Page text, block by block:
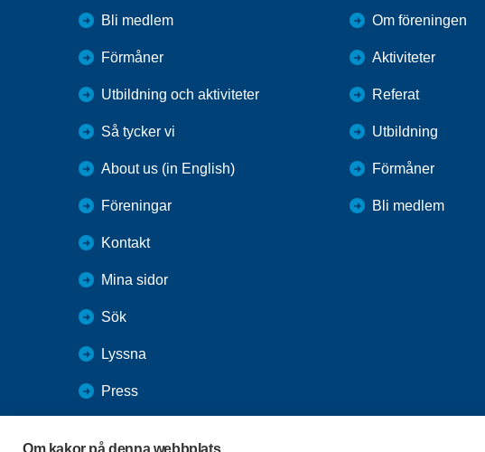
Om kakor på denna webbplats
Bli medlem
Förmåner
Utbildning och aktiviteter
Så tycker vi
About us (in English)
Föreningar
Kontakt
Mina sidor
Sök
Lyssna
Press
Om föreningen
Aktiviteter
Referat
Utbildning
Förmåner
Bli medlem